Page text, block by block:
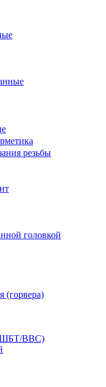
резьбы
головкой
(горвера)
(ШБТ/ВВС)